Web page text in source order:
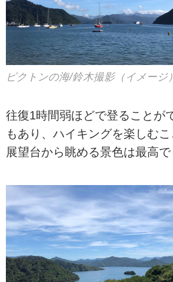
ピクトンの海/鈴木撮影（イメージ）
往復1時間弱ほどで登ることが
もあり、ハイキングを楽しむこ
展望台から眺める景色は最高で